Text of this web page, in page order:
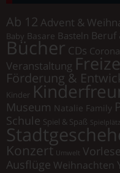
Ab 12 Advent &
Baby Basare Basteln Beruf
Bücher CDs Corona
Veranstaltung
Förderung &
Kinder
Museum Natalie Family
Schule Spiel & Spaß
Konzert Umwelt
Ausflüge Weihnachten